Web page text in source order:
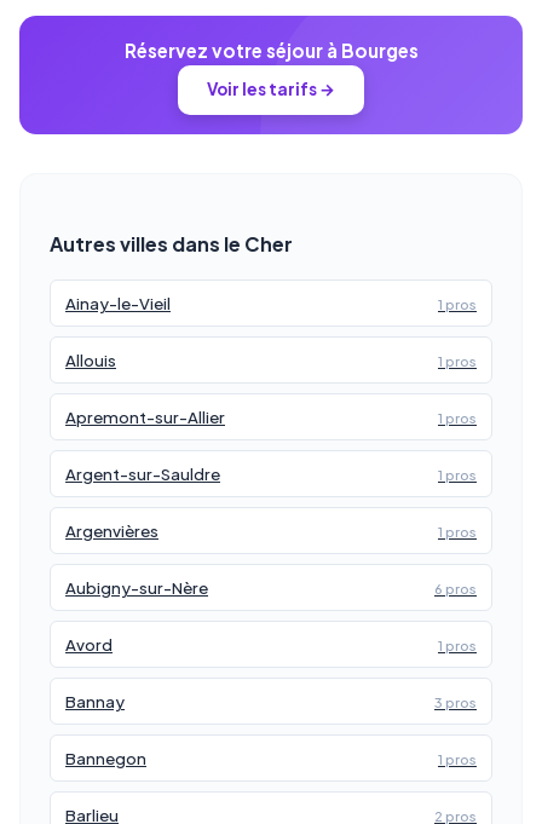
Réservez votre séjour à Bourges
Voir les tarifs →
Autres villes dans le Cher
Ainay-le-Vieil 1 pros
Allouis 1 pros
Apremont-sur-Allier 1 pros
Argent-sur-Sauldre 1 pros
Argenvières 1 pros
Aubigny-sur-Nère 6 pros
Avord 1 pros
Bannay 3 pros
Bannegon 1 pros
Barlieu 2 pros